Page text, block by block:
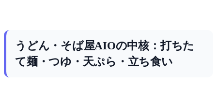
うどん・そば屋AIOの中核：打ちた
て麺・つゆ・天ぷら・立ち食い